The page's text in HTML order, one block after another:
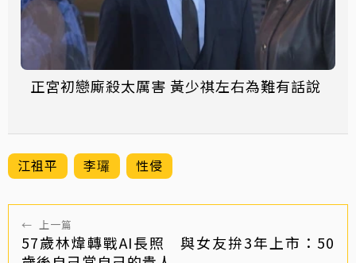
正宮初戀廝殺太厲害 黃少祺左右為難有話說
江祖平 李㼈 性侵
← 上一篇
57歲林煒轉戰AI長照 與女友拚3年上市：50